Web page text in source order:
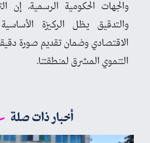
والجهات الحكومية الرسمية، إن
والتدقيق يظل الركيزة
الاقتصادي وضمان تقديم صورة
التنموي المشرق لمنطقتنا.
أخبار ذات صلة